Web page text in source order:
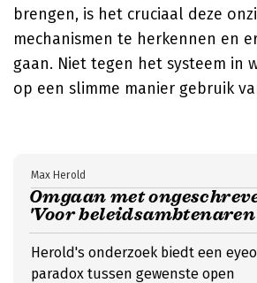
brengen, is het cruciaal deze
mechanismen te herkennen en
gaan. Niet tegen het systeem in
op een slimme manier gebruik
Omgaan met
'Voor
Max Herold
Herold's onderzoek biedt een
paradox tussen gewenste open